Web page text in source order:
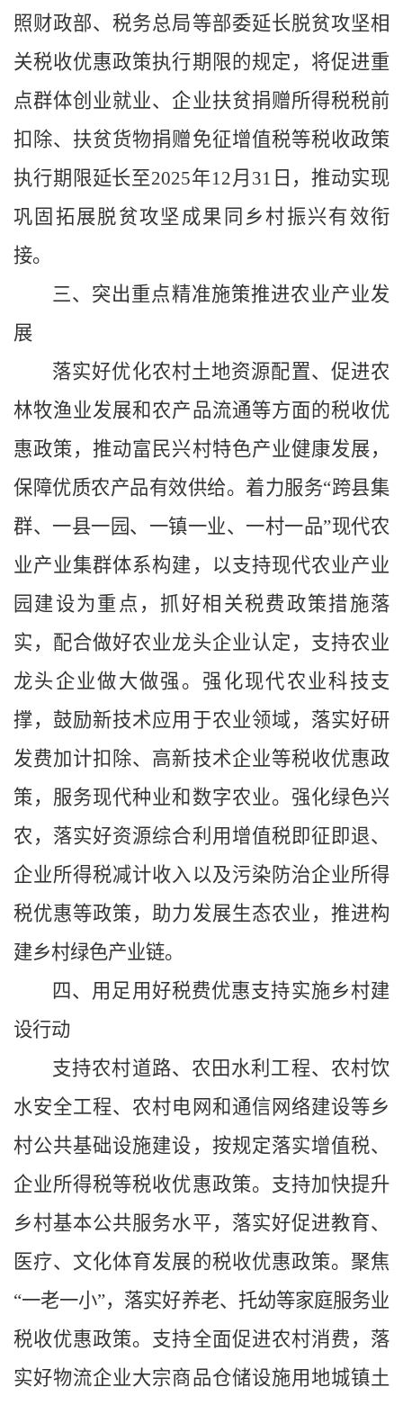
照财政部、税务总局等部委延长脱贫攻坚相
关税收优惠政策执行期限的规定，将促进重
点群体创业就业、企业扶贫捐赠所得税税前
扣除、扶贫货物捐赠免征增值税等税收政策
执行期限延长至2025年12月 31 日，推动实现
巩固拓展脱贫攻坚成果同乡村振兴有效衔
接。
三、突出重点精准施策推进农业产业发
展
落实好优化农村土地资源配置、促进农
林牧渔业发展和农产品流通等方面的税收优
惠政策，推动富民兴村特色产业健康发展，
保障优质农产品有效供给。着力服务“跨县集
群、一县一园、一镇一业、一村一品”现代农
业产业集群体系构建，以支持现代农业产业
园建设为重点，抓好相关税费政策措施落
实，配合做好农业龙头企业认定，支持农业
龙头企业做大做强。强化现代农业科技支
撑，鼓励新技术应用于农业领域，落实好研
发费加计扣除、高新技术企业等税收优惠政
策，服务现代种业和数字农业。强化绿色兴
农，落实好资源综合利用增值税即征即退、
企业所得税减计收入以及污染防治企业所得
税优惠等政策，助力发展生态农业，推进构
建乡村绿色产业链。
四、用足用好税费优惠支持实施乡村建
设行动
支持农村道路、农田水利工程、农村饮
水安全工程、农村电网和通信网络建设等乡
村公共基础设施建设，按规定落实增值税、
企业所得税等税收优惠政策。支持加快提升
乡村基本公共服务水平，落实好促进教育、
医疗、文化体育发展的税收优惠政策。聚焦
“一老一小”，落实好养老、托幼等家庭服务业
税收优惠政策。支持全面促进农村消费，落
实好物流企业大宗商品仓储设施用地城镇土